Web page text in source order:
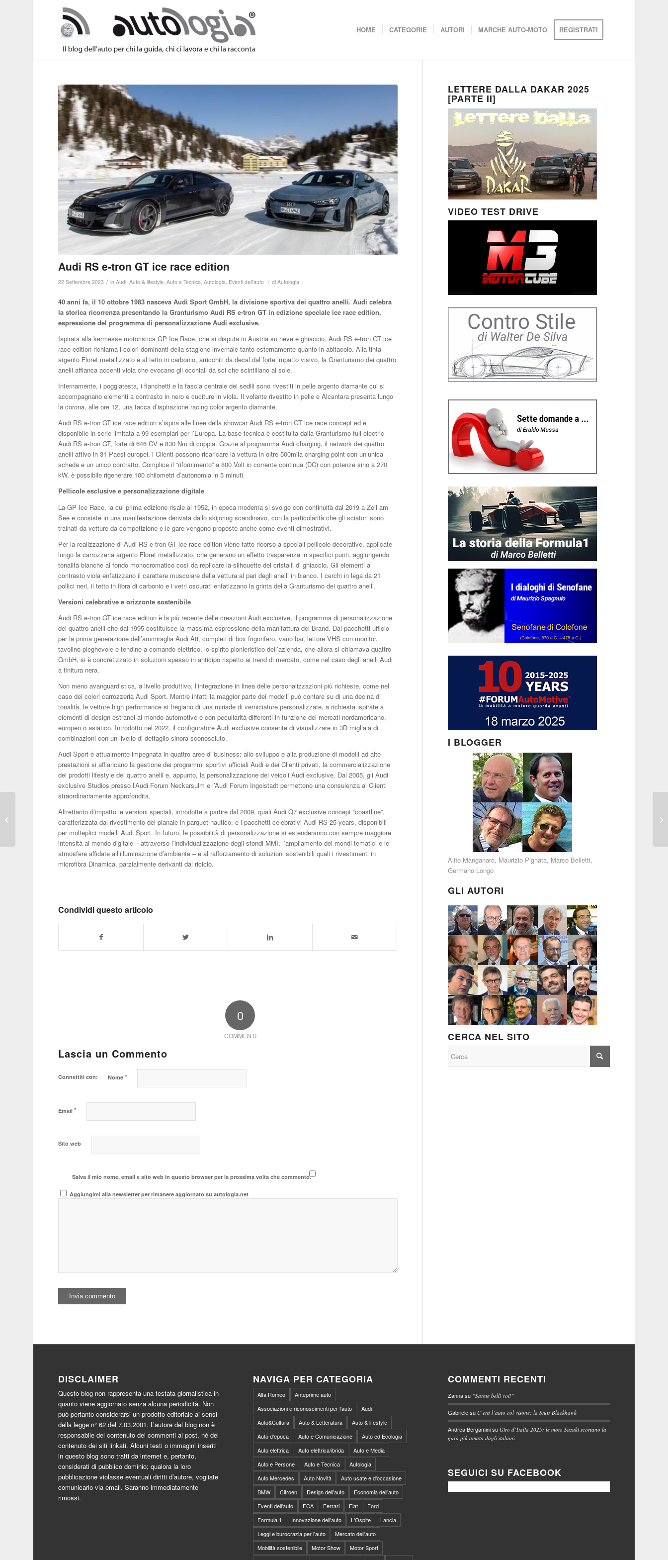
HOME CATEGORIE AUTORI MARCHE AUTO-MOTO REGISTRATI
Audi RS e-tron GT ice race edition
22 Settembre 2023 / inAudi,Auto & lifestyle,Auto e Tecnica,Autologia, Eventi dell'auto / diAutologia
40 anni fa, il 10 ottobre 1983 nasceva Audi Sport GmbH, la divisione sportiva dei quattro anelli. Audi celebra
la storica ricorrenza presentando la Granturismo Audi RS e-tron GT in edizione speciale ice race edition,
espressione del programma di personalizzazione Audi exclusive.
Ispirata alla kermesse motoristica GP Ice Race, che si disputa in Austria su neve e ghiaccio, Audi RS e-tron GT ice
race edition richiama i colori dominanti della stagione invernale tanto esternamente quanto in abitacolo. Alla tinta
argento Floret metallizzato e al tetto in carbonio, arricchiti da decal dal forte impatto visivo, la Granturismo dei quattro
anelli affianca accenti viola che evocano gli occhiali da sci che scintillano al sole.
Internamente, i poggiatesta, i fianchetti e la fascia centrale dei sedili sono rivestiti in pelle argento diamante cui si
accompagnano elementi a contrasto in nero e cuciture in viola. Il volante rivestito in pelle e Alcantara presenta lungo
la corona, alle ore 12, una tacca d’ispirazione racing color argento diamante.
Audi RS e-tron GT ice race edition s’ispira alle linee della showcar Audi RS e-tron GT ice race concept ed è
disponibile in serie limitata a 99 esemplari per l’Europa. La base tecnica è costituita dalla Granturismo full electric
Audi RS e-tron GT, forte di 646 CV e 830 Nm di coppia. Grazie al programma Audi charging, il network dei quattro
anelli attivo in 31 Paesi europei, i Clienti possono ricaricare la vettura in oltre 500mila charging point con un’unica
scheda e un unico contratto. Complice il “rifornimento” a 800 Volt in corrente continua (DC) con potenze sino a 270
kW, è possibile rigenerare 100 chilometri d’autonomia in 5 minuti.
Pellicole esclusive e personalizzazione digitale
La GP Ice Race, la cui prima edizione risale al 1952, in epoca moderna si svolge con continuità dal 2019 a Zell am
See e consiste in una manifestazione derivata dallo skijoring scandinavo, con la particolarità che gli sciatori sono
trainati da vetture da competizione e le gare vengono proposte anche come eventi dimostrativi.
Per la realizzazione di Audi RS e-tron GT ice race edition viene fatto ricorso a speciali pellicole decorative, applicate
lungo la carrozzeria argento Floret metallizzato, che generano un effetto trasparenza in specifici punti, aggiungendo
tonalità bianche al fondo monocromatico così da replicare la silhouette dei cristalli di ghiaccio. Gli elementi a
contrasto viola enfatizzano il carattere muscolare della vettura al pari degli anelli in bianco. I cerchi in lega da 21
pollici neri, il tetto in fibra di carbonio e i vetri oscurati enfatizzano la grinta della Granturismo dei quattro anelli.
Versioni celebrative e orizzonte sostenibile
Audi RS e-tron GT ice race edition è la più recente delle creazioni Audi exclusive, il programma di personalizzazione
dei quattro anelli che dal 1995 costituisce la massima espressione della manifattura del Brand. Dai pacchetti ufficio
per la prima generazione dell’ammiraglia Audi A8, completi di box frigorifero, vano bar, lettore VHS con monitor,
tavolino pieghevole e tendine a comando elettrico, lo spirito pionieristico dell’azienda, che allora si chiamava quattro
GmbH, si è concretizzato in soluzioni spesso in anticipo rispetto ai trend di mercato, come nel caso degli anelli Audi
a finitura nera.
Non meno avanguardistica, a livello produttivo, l’integrazione in linea delle personalizzazioni più richieste, come nel
caso dei colori carrozzeria Audi Sport. Mentre infatti la maggior parte dei modelli può contare su di una decina di
tonalità, le vetture high performance si fregiano di una miriade di verniciature personalizzate, a richiesta ispirate a
elementi di design estranei al mondo automotive e con peculiarità differenti in funzione dei mercati nordamericano,
europeo o asiatico. Introdotto nel 2022, il configuratore Audi exclusive consente di visualizzare in 3D migliaia di
combinazioni con un livello di dettaglio sinora sconosciuto.
Audi Sport è attualmente impegnata in quattro aree di business: allo sviluppo e alla produzione di modelli ad alte
prestazioni si affiancano la gestione dei programmi sportivi ufficiali Audi e dei Clienti privati, la commercializzazione
dei prodotti lifestyle dei quattro anelli e, appunto, la personalizzazione dei veicoli Audi exclusive. Dal 2005, gli Audi
exclusive Studios presso l’Audi Forum Neckarsulm e l’Audi Forum Ingolstadt permettono una consulenza ai Clienti
straordinariamente approfondita.
Altrettanto d’impatto le versioni speciali, introdotte a partire dal 2009, quali Audi Q7 exclusive concept “coastline”,
caratterizzata dal rivestimento del pianale in parquet nautico, e i pacchetti celebrativi Audi RS 25 years, disponibili
per molteplici modelli Audi Sport. In futuro, le possibilità di personalizzazione si estenderanno con sempre maggiore
intensità al mondo digitale – attraverso l’individualizzazione degli sfondi MMI, l’ampliamento dei mondi tematici e le
atmosfere affidate all’illuminazione d’ambiente – e al rafforzamento di soluzioni sostenibili quali i rivestimenti in
microfibra Dinamica, parzialmente derivanti dal riciclo.
Condividi questo articolo
0
COMMENTI
Lascia un Commento
Connettiti con: Nome*
Email*
Sito web
Salva il mio nome, email e sito web in questo browser per la prossima volta che commento.
Aggiungimi alla newsletter per rimanere aggiornato su autologia.net
LETTERE DALLA DAKAR 2025
[PARTE II]
VIDEO TEST DRIVE
I BLOGGER
Alfio Manganaro, Maurizio Pignata, Marco Belletti,
Germano Longo
GLI AUTORI
CERCA NEL SITO
DISCLAIMER
Questo blog non rappresenta una testata giornalistica in
quanto viene aggiornato senza alcuna periodicità. Non
può pertanto considerarsi un prodotto editoriale ai sensi
della legge n° 62 del 7.03.2001. L’autore del blog non è
responsabile del contenuto dei commenti ai post, nè del
contenuto dei siti linkati. Alcuni testi o immagini inseriti
in questo blog sono tratti da internet e, pertanto,
considerati di pubblico dominio; qualora la loro
pubblicazione violasse eventuali diritti d’autore, vogliate
comunicarlo via email. Saranno immediatamente
rimossi.
NAVIGA PER CATEGORIA
Alfa Romeo
Anteprime auto
Associazioni e riconoscimenti per l'auto
Audi
Auto&Cultura
Auto & Letteratura
Auto & lifestyle
Auto d'epoca
Auto e Comunicazione
Auto ed Ecologia
Auto elettrica
Auto elettrica/ibrida
Auto e Media
Auto e Persone
Auto e Tecnica
Autologia
Auto Mercedes
Auto Novità
Auto usate e d'occasione
BMW
Citroen Design dell'auto
Economia dell'auto
Eventi dell'auto
FCA Ferrari Fiat
Ford
Formula 1
Innovazione dell'auto L'Ospite
Lancia
Leggi e burocrazia per l'auto
Mercato dell'auto
Mobilità sostenibile
Motor Show
Motor Sport
COMMENTI RECENTI
Zannasu “Sarete belli voi!”
GabrielesuC’era l’auto col visone: la Stutz Blackhawk
Andrea BergaminisuGiro d’Italia 2025: le moto Suzuki scortano la
gara più amata dagli italiani
SEGUICI SU FACEBOOK
Presentata ai media la
nuova Fiat 600 Hybrid